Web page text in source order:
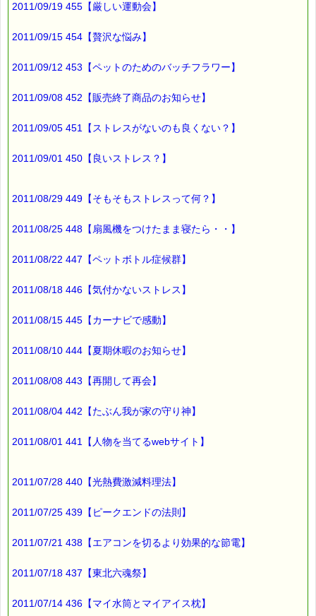
https://pass-thyme.com/shopping/set.asp
━━━━☆
子供が
こどもでいる時期って
中学２年と
高校２年。
あと数年かも知れません。
お客様からのご投稿もお待ちしております。
━━━━━━━━☆
ｅクーポン：****-******
タイプ ：くじタイプ
バッチフラワーレメディ・レスキュークリーム１本当毎に
200円（1等）～50円（3等）の範囲内で割引きになります。
当たる確率は（1等：5% 2等：10% 3等：85%）です。
す。
※1度のご購入につき1枚しかご利用いただけません。
詳しくは下記サイトをご覧ください。
∞∞∞∞∞∞∞∞∞∞∞∞∞∞∞∞∞∞∞∞∞∞∞∞∞∞∞∞∞∞∞∞∞
レゼント
ルです。
割引クーポン券のプレゼントや、耳より情報をいち早くお届け致
2011/09/19 455【厳しい運動会】
2011/09/15 454【贅沢な悩み】
2011/09/12 453【ペットのためのバッチフラワー】
2011/09/08 452【販売終了商品のお知らせ】
2011/09/05 451【ストレスがないのも良くない？】
2011/09/01 450【良いストレス？】
2011/08/29 449【そもそもストレスって何？】
2011/08/25 448【扇風機をつけたまま寝たら・・】
2011/08/22 447【ペットボトル症候群】
2011/08/18 446【気付かないストレス】
2011/08/15 445【カーナビで感動】
2011/08/10 444【夏期休暇のお知らせ】
2011/08/08 443【再開して再会】
2011/08/04 442【たぶん我が家の守り神】
2011/08/01 441【人物を当てるwebサイト】
2011/07/28 440【光熱費激減料理法】
2011/07/25 439【ピークエンドの法則】
2011/07/21 438【エアコンを切るより効果的な節電】
2011/07/18 437【東北六魂祭】
2011/07/14 436【マイ水筒とマイアイス枕】